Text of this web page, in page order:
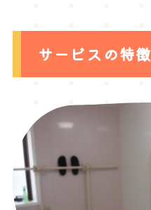
サービスの特徴